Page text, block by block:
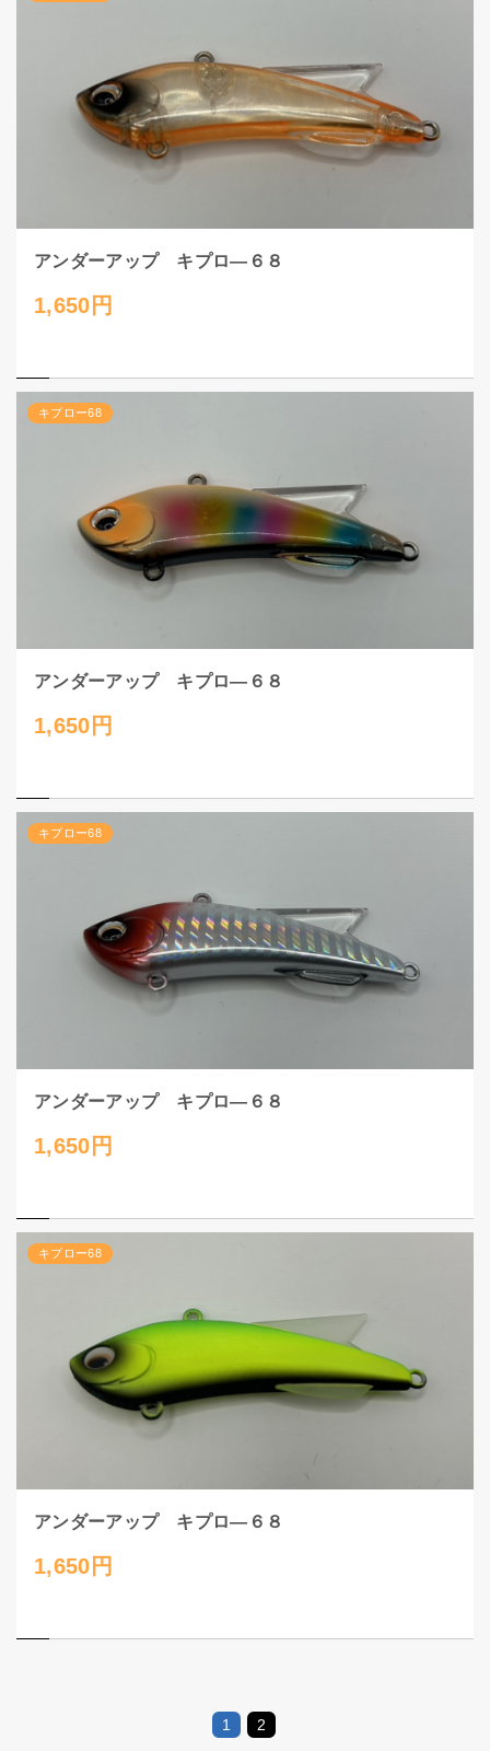
アンダーアップ キプロ―６８
1,650円
キプロー68
アンダーアップ キプロ―６８
1,650円
キプロー68
アンダーアップ キプロ―６８
1,650円
キプロー68
アンダーアップ キプロ―６８
1,650円
1 2